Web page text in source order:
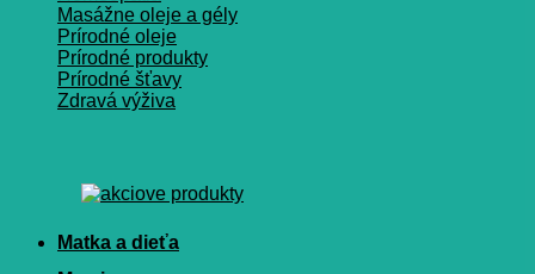
Masážne oleje a gély
Prírodné oleje
Prírodné produkty
Prírodné šťavy
Zdravá výživa
Matka a dieťa